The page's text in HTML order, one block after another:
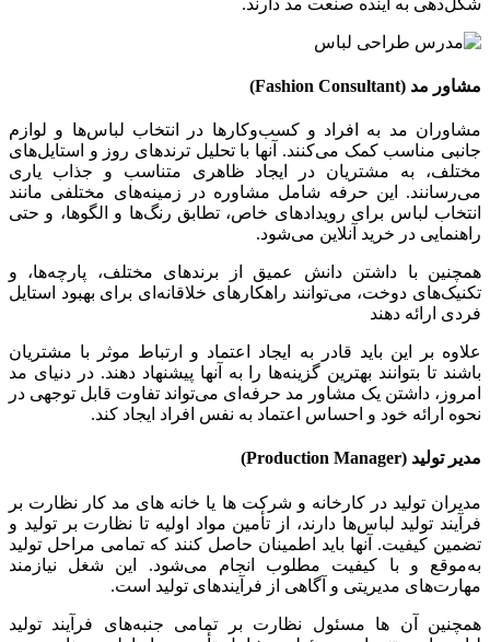
مشاور مد (Fashion Consultant
)
مشاوران مد به افراد و کسب‌وکارها در انتخاب لباس‌ها و لوازم
جانبی مناسب کمک می‌کنند. آنها با تحلیل ترندهای روز و استایل‌های
مختلف، به مشتریان در ایجاد ظاهری متناسب و جذاب یاری
می‌رسانند. این حرفه شامل مشاوره در زمینه‌های مختلفی مانند
انتخاب لباس برای رویدادهای خاص، تطابق رنگ‌ها و الگوها، و حتی
راهنمایی در خرید آنلاین می‌شود.
همچنین با داشتن دانش عمیق از برندهای مختلف، پارچه‌ها، و
تکنیک‌های دوخت، می‌توانند راهکارهای خلاقانه‌ای برای بهبود استایل
فردی ارائه دهند
علاوه بر این باید قادر به ایجاد اعتماد و ارتباط موثر با مشتریان
باشند تا بتوانند بهترین گزینه‌ها را به آنها پیشنهاد دهند. در دنیای مد
امروز، داشتن یک مشاور مد حرفه‌ای می‌تواند تفاوت قابل توجهی در
نحوه ارائه خود و احساس اعتماد به نفس افراد ایجاد کند.
مدیر تولید (Production Manager
)
مدیران تولید در کارخانه و شرکت ها یا خانه های مد کار نظارت بر
فرآیند تولید لباس‌ها دارند، از تأمین مواد اولیه تا نظارت بر تولید و
تضمین کیفیت. آنها باید اطمینان حاصل کنند که تمامی مراحل تولید
به‌موقع و با کیفیت مطلوب انجام می‌شود. این شغل نیازمند
مهارت‌های مدیریتی و آگاهی از فرآیندهای تولید است.
همچنین آن ها مسئول نظارت بر تمامی جنبه‌های فرآیند تولید